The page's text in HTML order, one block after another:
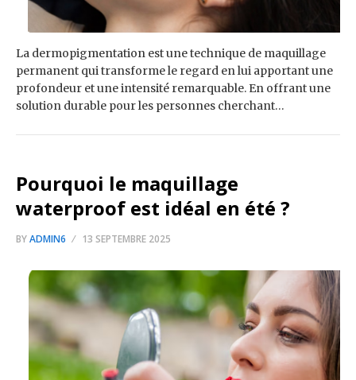
La dermopigmentation est une technique de maquillage
permanent qui transforme le regard en lui apportant une
profondeur et une intensité remarquable. En offrant une
solution durable pour les personnes cherchant…
Pourquoi le maquillage
waterproof est idéal en été ?
BYADMIN6 13 SEPTEMBRE 2025